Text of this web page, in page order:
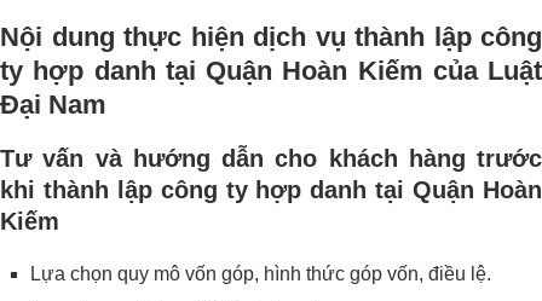
Nội dung thực hiện dịch vụ thành lập công
ty hợp danh tại Quận Hoàn Kiếm của Luật
Đại Nam
Tư vấn và hướng dẫn cho khách hàng trước
khi thành lập công ty hợp danh tại Quận Hoàn
Kiếm
Lựa chọn quy mô vốn góp, hình thức góp vốn, điều lệ.